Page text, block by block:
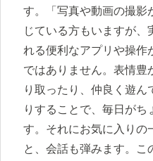
す。「写真や動画の撮影
じている方もいますが、
れる便利なアプリや操作
ではありません。表情豊
り取ったり、仲良く遊ん
りすることで、毎日がち
す。それにお気に入りの
と、会話も弾みます。こ